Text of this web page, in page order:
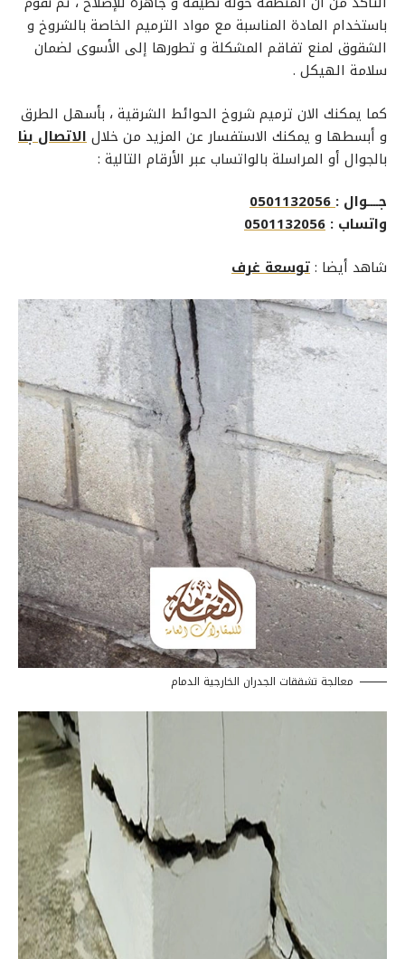
باستخدام المادة المناسبة مع مواد الترميم الخاصة بالشروخ و
الشقوق لمنع تفاقم المشكلة و تطورها إلى الأسوى لضمان
سلامة الهيكل .
كما يمكنك الان ترميم شروخ الحوائط الشرقية، بأسهل الطرق
و أبسطها و يمكنك الاستفسار عن المزيد من خلالالاتصال بنا
بالجوال أو المراسلة بالواتساب عبر الأرقام التالية :
جــــوال :0501132056
واتساب : 0501132056
شاهد أيضا :توسعة غرف
معالجة تشققات الجدران الخارجية الدمام